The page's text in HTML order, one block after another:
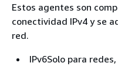
Estos agentes son
conectividad IPv4 y se
red.
IPv6Solo para